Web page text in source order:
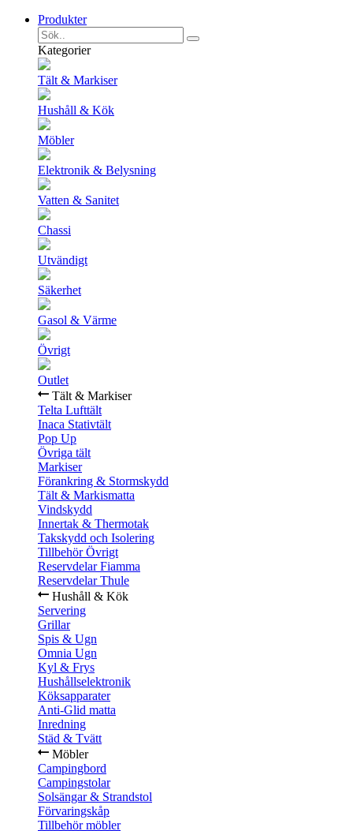
Produkter
Kategorier
Tält & Markiser
Hushåll & Kök
Möbler
Elektronik & Belysning
Vatten & Sanitet
Chassi
Utvändigt
Säkerhet
Gasol & Värme
Övrigt
Outlet
Tält & Markiser
Telta Lufttält
Inaca Stativtält
Pop Up
Övriga tält
Markiser
Förankring & Stormskydd
Tält & Markismatta
Vindskydd
Innertak & Thermotak
Takskydd och Isolering
Tillbehör Övrigt
Reservdelar Fiamma
Reservdelar Thule
Hushåll & Kök
Servering
Grillar
Spis & Ugn
Omnia Ugn
Kyl & Frys
Hushållselektronik
Köksapparater
Anti-Glid matta
Inredning
Städ & Tvätt
Möbler
Campingbord
Campingstolar
Solsängar & Strandstol
Förvaringskåp
Tillbehör möbler